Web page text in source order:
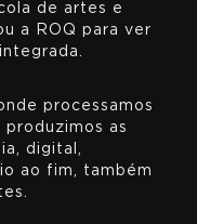
de artes e
a ROQ para ver
processamos
as
digital,
ao fim, também